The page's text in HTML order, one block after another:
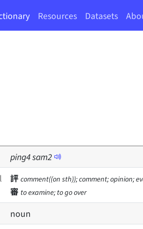
Resources Datasets
ping4sam2
評 comment((on sth)); comment; opinion;
審 to examine; to go over
noun